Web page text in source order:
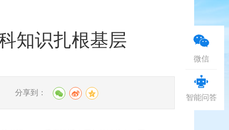
知识扎根基层
分享到：
微信
智能问答